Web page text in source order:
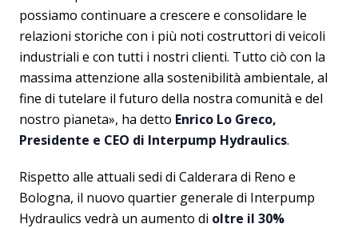
possiamo continuare a crescere e consolidare le
relazioni storiche con i più noti costruttori di veicoli
industriali e con tutti i nostri clienti. Tutto ciò con la
massima attenzione alla sostenibilità ambientale, al
fine di tutelare il futuro della nostra comunità e del
nostro pianeta», ha detto Enrico Lo Greco,
Presidente e CEO di Interpump Hydraulics.
Rispetto alle attuali sedi di Calderara di Reno e
Bologna, il nuovo quartier generale di Interpump
Hydraulics vedrà un aumento di oltre il 30%